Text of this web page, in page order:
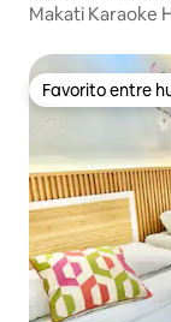
Makati Karaoke
Favorito entre
Favorito entre